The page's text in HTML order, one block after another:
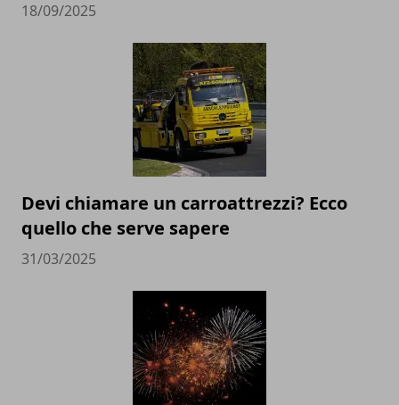
18/09/2025
Devi chiamare un carroattrezzi? Ecco
quello che serve sapere
31/03/2025